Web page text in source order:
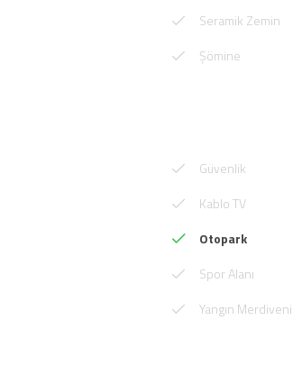
Seramik Zemin
Şömine
Güvenlik
Kablo TV
Otopark
Spor Alanı
Yangın Merdiveni